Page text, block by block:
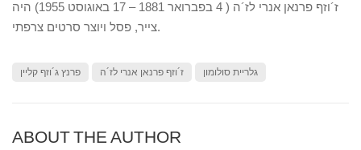
ז´וזף פרנאן אנרי לז´ה ( 4 בפברואר 1881 – 17 באוגוסט 1955) היה
צייר, פסל ויוצר סרטים צרפתי.
גלריית סולומון ז´וזף פרנאן אנרי לז´ה פרנץ ג´וזף קליין
ABOUT THE AUTHOR